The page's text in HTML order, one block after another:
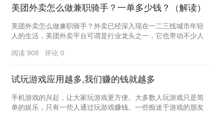
美团外卖怎么做兼职骑手？一单多少钱？（解读）
美团外卖怎么做兼职骑手？外卖已经深入现在一二三线城市年轻
人的生活，美团外卖平台可谓是行业龙头之一，它也带动不少人
阅读 908 评论 0
试玩游戏应用越多,我们赚的钱就越多
手机游戏的兴起，让大家玩游戏更方便。大多数人玩游戏只是简
单的娱乐，只有一些人通过玩游戏赚钱。一些痴迷于游戏的朋友